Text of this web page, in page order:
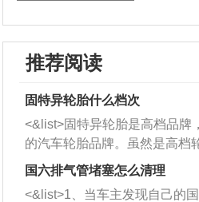
推荐阅读
固特异轮胎什么档次
<&list>固特异轮胎是高档品牌
的汽车轮胎品牌。虽然是高档
牌，但是中高低端的轮胎都有
也是为了更好的开拓市场。
国六排气管堵塞怎么清理
<&list>1、当车主发现自己的